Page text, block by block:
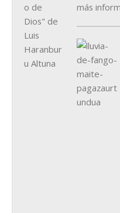
más